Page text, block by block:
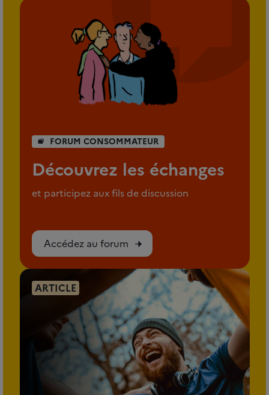
FORUM CONSOMMATEUR
Découvrez les échanges
et participez aux fils de discussion
Accédez au forum
ARTICLE